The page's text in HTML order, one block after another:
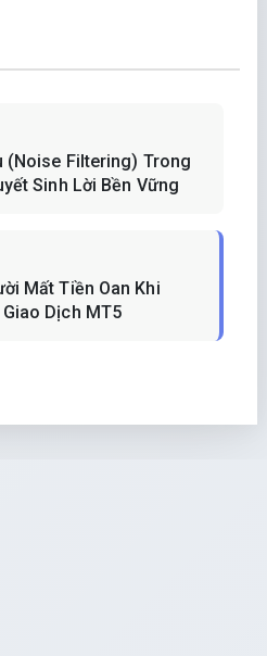
(Noise Filtering) Trong
Sinh Lời Bền Vững
Mất Tiền Oan Khi
Dịch MT5